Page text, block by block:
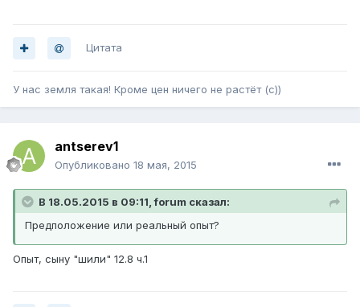
Цитата
У нас земля такая! Кроме цен ничего не растёт (с))
antserev1
Опубликовано 18 мая, 2015
В 18.05.2015 в 09:11, forum сказал:
Предположение или реальный опыт?
Опыт, сыну "шили" 12.8 ч.1